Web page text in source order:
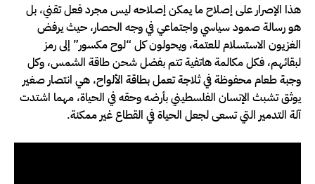
هذا الإصرار على إصلاح ما يمكن إصلاحه ليس مجرد فعل تقني، بل
هو رسالة صمود سياسي واجتماعي في وجه الحصار، حيث يرفض
الغزيون الاستسلام للعتمة، ويحولون كل “لوح مكسور” إلى رمز
لبقائهم، فكل مكالمة هاتفية تتم بفضل شحن طاقة الشمس، وكل
وجبة طعام محفوظة في ثلاجة تعمل بطاقة الألواح، هي انتصار صغير
يوثق تشبث الإنسان الفلسطيني بأرضه وحقه في الحياة، مهما اشتدت
آلة التدمير التي تسعى لجعل الحياة في القطاع غير ممكنة.